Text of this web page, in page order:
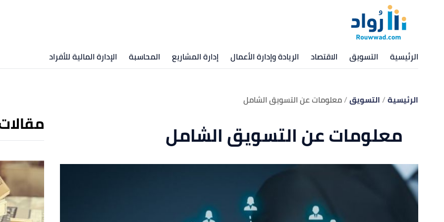
الرئيسية التسويق الاقتصاد الريادة وإدارة الأعمال إدارة المشاريع المحاسبة الإدارة المالية للأفراد
الرئيسية التسويق معلومات عن التسويق الشامل
معلومات عن التسويق الشامل